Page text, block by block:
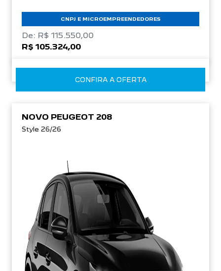
CNPJ E MICROEMPREENDEDORES
De: R$ 115.550,00
R$ 105.324,00
CONFIRA A OFERTA
NOVO PEUGEOT 208
Style 26/26